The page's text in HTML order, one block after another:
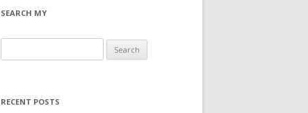
SEARCH MY
for:
RECENT POSTS